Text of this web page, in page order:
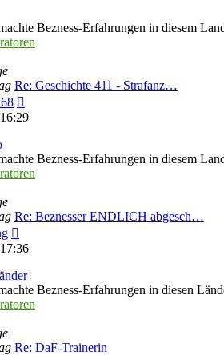
Bezness-Erfahrungen in diesem
Re: Geschichte 411 - Strafanz…
Beitrag
Bezness-Erfahrungen in diesem
Re: Beznesser ENDLICH abgesch…
Beitrag
Bezness-Erfahrungen in diesen
Re: DaF-Trainerin